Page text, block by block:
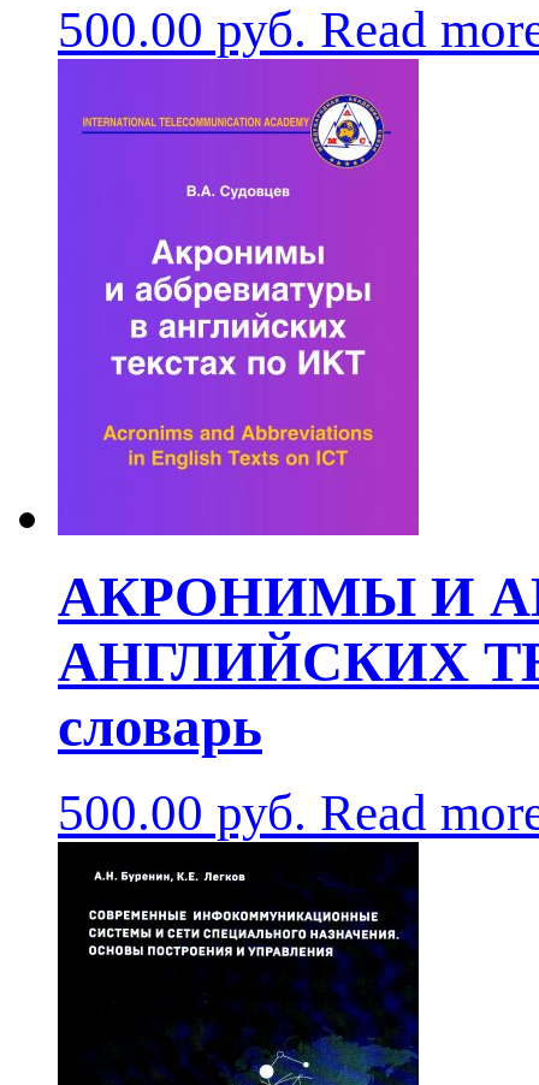
500.00 руб. Read
АКРОНИМЫ И
АНГЛИЙСКИХ
словарь
500.00 руб. Read